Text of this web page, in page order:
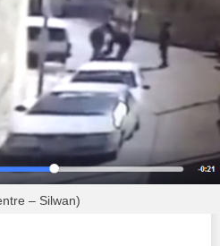
– Silwan)